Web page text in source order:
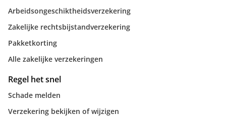
Arbeidsongeschiktheidsverzekering
Zakelijke rechtsbijstandverzekering
Pakketkorting
Alle zakelijke verzekeringen
Regel het snel
Schade melden
Verzekering bekijken of wijzigen